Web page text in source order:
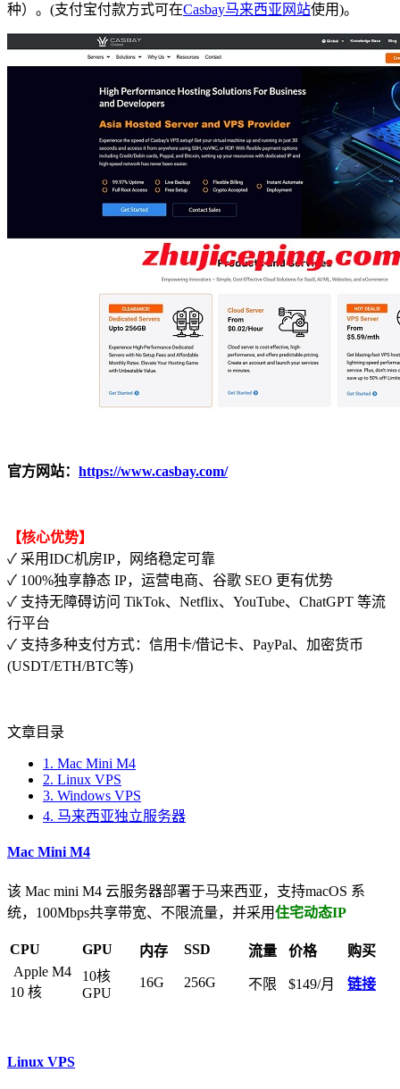
种）。(支付宝付款方式可在Casbay马来西亚网站使用)。
官方网站： https://www.casbay.com/
【核心优势】
✓ 采用IDC机房IP，网络稳定可靠
✓ 100%独享静态 IP，运营电商、谷歌 SEO 更有优势
✓ 支持无障碍访问 TikTok、Netflix、YouTube、ChatGPT 等流
行平台
✓ 支持多种支付方式：信用卡/借记卡、PayPal、加密货币
(USDT/ETH/BTC等)
文章目录
1. Mac Mini M4
2. Linux VPS
3. Windows VPS
4. 马来西亚独立服务器
Mac Mini M4
该 Mac mini M4 云服务器部署于马来西亚，支持macOS 系
统，100Mbps共享带宽、不限流量，并采用住宅动态IP
CPU GPU 内存 SSD 流量 价格
购买
Apple M4
10 核
10核
GPU
16G 256G 不限 $149/月 链接
Linux VPS